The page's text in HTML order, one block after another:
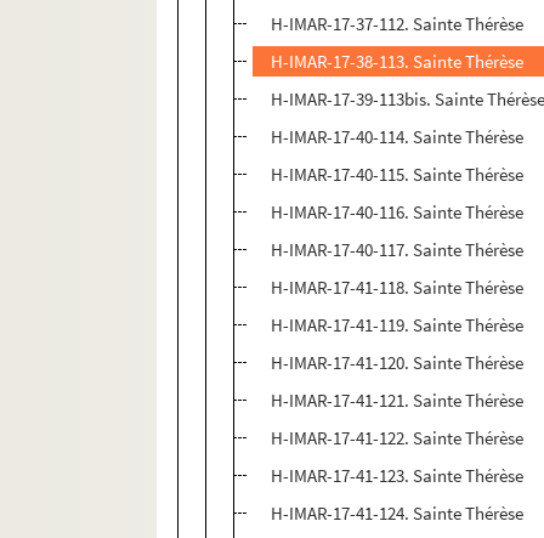
H-IMAR-17-37-112. Sainte Thérèse
H-IMAR-17-38-113. Sainte Thérèse
H-IMAR-17-39-113bis. Sainte
H-IMAR-17-40-114. Sainte Thérèse
H-IMAR-17-40-115. Sainte Thérèse
H-IMAR-17-40-116. Sainte Thérèse
H-IMAR-17-40-117. Sainte Thérèse
H-IMAR-17-41-118. Sainte Thérèse
H-IMAR-17-41-119. Sainte Thérèse
H-IMAR-17-41-120. Sainte Thérèse
H-IMAR-17-41-121. Sainte Thérèse
H-IMAR-17-41-122. Sainte Thérèse
H-IMAR-17-41-123. Sainte Thérèse
H-IMAR-17-41-124. Sainte Thérèse